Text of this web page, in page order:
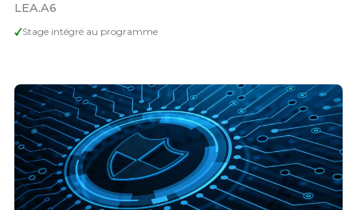
LEA.A6
Stage intégré au programme